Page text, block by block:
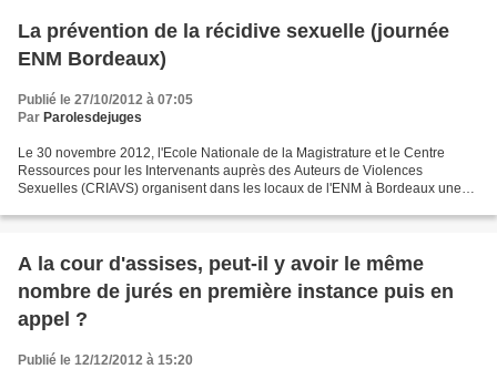
La prévention de la récidive sexuelle (journée
ENM Bordeaux)
Publié le 27/10/2012 à 07:05
Par Parolesdejuges
Le 30 novembre 2012, l'Ecole Nationale de la Magistrature et le Centre
Ressources pour les Intervenants auprès des Auteurs de Violences
Sexuelles (CRIAVS) organisent dans les locaux de l'ENM à Bordeaux une
A la cour d'assises, peut-il y avoir le même
nombre de jurés en première instance puis en
appel ?
Publié le 12/12/2012 à 15:20